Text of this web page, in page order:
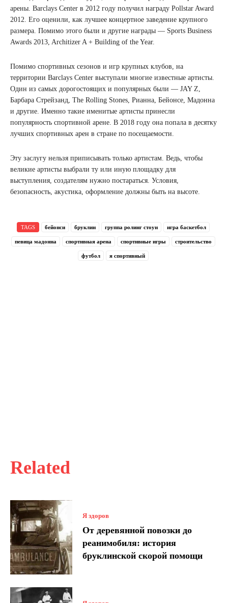
Related
Я здоров
От деревянной повозки до
реанимобиля: история
бруклинской скорой помощи
арены. Barclays Center в 2012 году получил награду Pollstar Award
2012. Его оценили, как лучшее концертное заведение крупного
размера. Помимо этого были и другие награды — Sports Business
Awards 2013, Architizer A + Building of the Year.
Помимо спортивных сезонов и игр крупных клубов, на
территории Barclays Center выступали многие известные артисты.
Один из самых дорогостоящих и популярных были — JAY Z,
Барбара Стрейзанд, The Rolling Stones, Рианна, Бейонсе, Мадонна
и другие. Именно такие именитые артисты принесли
популярность спортивной арене. В 2018 году она попала в десятку
лучших спортивных арен в стране по посещаемости.
Эту заслугу нельзя приписывать только артистам. Ведь, чтобы
великие артисты выбрали ту или иную площадку для
выступления, создателям нужно постараться. Условия,
безопасность, акустика, оформление должны быть на высоте.
TAGS бейонси бруклин группа ролинг стоун игра баскетбол
певица мадонна спортивная арена спортивные игры строительство
футбол я спортивный